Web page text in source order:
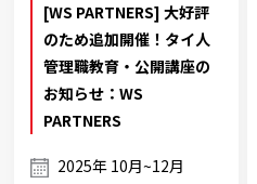
[WS PARTNERS] 大好評
のため追加開催！タイ人
管理職教育・公開講座の
お知らせ：WS
PARTNERS
2025年 10月~12月